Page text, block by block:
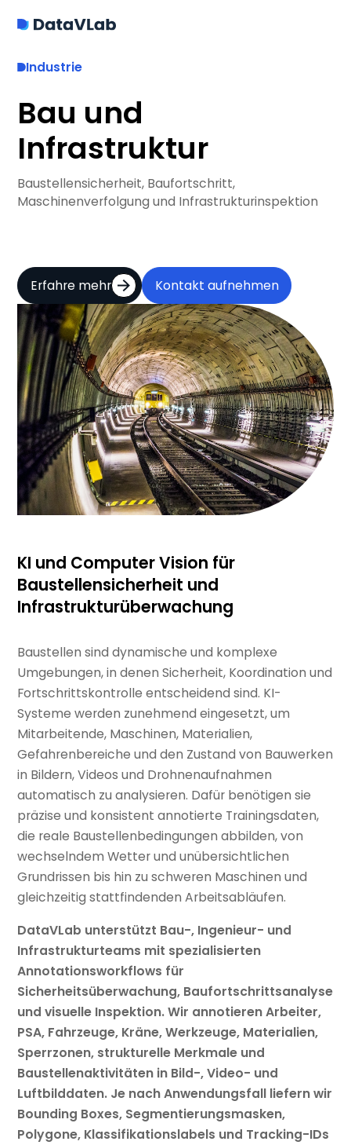
Industrie
Bau und
Infrastruktur
Baustellensicherheit, Baufortschritt,
Maschinenverfolgung und Infrastrukturinspektion
Erfahre mehr Kontakt aufnehmen
KI und Computer Vision für
Baustellensicherheit und
Infrastrukturüberwachung
Baustellen sind dynamische und komplexe
Umgebungen, in denen Sicherheit, Koordination und
Fortschrittskontrolle entscheidend sind. KI-
Systeme werden zunehmend eingesetzt, um
Mitarbeitende, Maschinen, Materialien,
Gefahrenbereiche und den Zustand von Bauwerken
in Bildern, Videos und Drohnenaufnahmen
automatisch zu analysieren. Dafür benötigen sie
präzise und konsistent annotierte Trainingsdaten,
die reale Baustellenbedingungen abbilden, von
wechselndem Wetter und unübersichtlichen
Grundrissen bis hin zu schweren Maschinen und
gleichzeitig stattfindenden Arbeitsabläufen.
DataVLab unterstützt Bau-, Ingenieur- und
Infrastrukturteams mit spezialisierten
Annotationsworkflows für
Sicherheitsüberwachung, Baufortschrittsanalyse
und visuelle Inspektion. Wir annotieren Arbeiter,
PSA, Fahrzeuge, Kräne, Werkzeuge, Materialien,
Sperrzonen, strukturelle Merkmale und
Baustellenaktivitäten in Bild-, Video- und
Luftbilddaten. Je nach Anwendungsfall liefern wir
Bounding Boxes, Segmentierungsmasken,
Polygone, Klassifikationslabels und Tracking-IDs